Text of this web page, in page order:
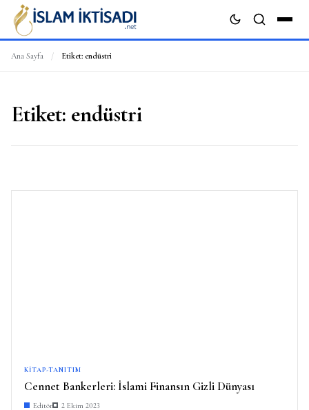
Ana Sayfa / Etiket: endüstri
Etiket: endüstri
KITAP-TANITIM
Cennet Bankerleri: İslami Finansın Gizli Dünyası
Editör 2 Ekim 2023